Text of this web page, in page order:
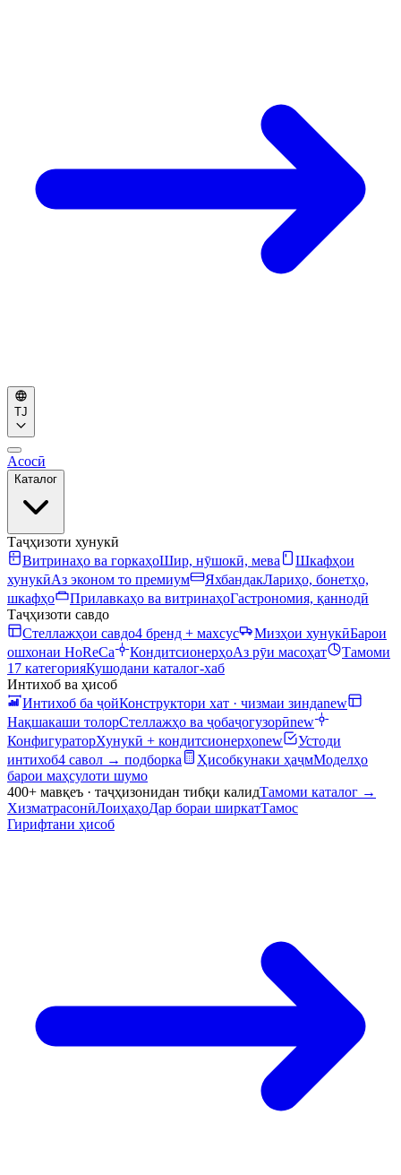
TJ
Асосӣ
Каталог
Таҷҳизоти хунукӣ
Витринаҳо ва горкаҳоШир, нӯшокӣ, мева
Шкафҳои
хунукӣАз эконом то премиум ЯхбандакЛариҳо, бонетҳо,
шкафҳо
Прилавкаҳо ва витринаҳоГастрономия, қаннодӣ
Таҷҳизоти савдо
Стеллажҳои савдо4 бренд + махсус Мизҳои хунукӣБарои
ошхонаи HoReCa
КондитсионерҳоАз рӯи масоҳат
Тамоми
17 категорияКушодани каталог-хаб
Интихоб ва ҳисоб
Интихоб ба ҷойКонструктори хат · чизмаи зиндаnew
Нақшакаши толорСтеллажҳо ва ҷобаҷогузорӣnew
КонфигураторХунукӣ + кондитсионерҳоnew
Устоди
интихоб4 савол → подборка Ҳисобкунаки ҳаҷмМоделҳо
барои маҳсулоти шумо
400+ мавқеъ · таҷҳизонидан тибқи калидТамоми каталог →
ХизматрасонӣЛоиҳаҳоДар бораи ширкатТамос
Гирифтани ҳисоб